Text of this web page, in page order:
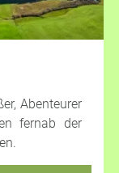
Abenteurer
fernab der